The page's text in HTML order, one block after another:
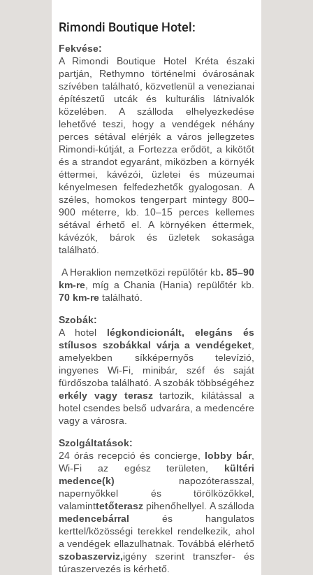
Rimondi Boutique Hotel:
Fekvése:
A Rimondi Boutique Hotel Kréta északi
partján, Rethymno történelmi óvárosának
szívében található, közvetlenül a venezianai
építészetű utcák és kulturális látnivalók
közelében. A szálloda elhelyezkedése
lehetővé teszi, hogy a vendégek néhány
perces sétával elérjék a város jellegzetes
Rimondi-kútját, a Fortezza erődöt, a kikötőt
és a strandot egyaránt, miközben a környék
éttermei, kávézói, üzletei és múzeumai
kényelmesen felfedezhetők gyalogosan. A
széles, homokos tengerpart mintegy 800–
900 méterre, kb. 10–15 perces kellemes
sétával érhető el. A környéken éttermek,
kávézók, bárok és üzletek sokasága
található.
A Heraklion nemzetközi repülőtér kb. 85–90
km-re , míg a Chania (Hania) repülőtér kb.
70 km-re található.
Szobák:
A hotel légkondicionált, elegáns és
stílusos szobákkal várja a vendégeket
amelyekben síkképernyős televízió,
ingyenes Wi-Fi, minibár, széf és saját
fürdőszoba található. A szobák többségéhez
erkély vagy terasztartozik, kilátással a
hotel csendes belső udvarára, a medencére
vagy a városra.
Szolgáltatások:
24 órás recepció és concierge, lobby bár,
Wi-Fi az egész területen, kültéri
medence(k) napozóterasszal,
napernyőkkel és törölközőkkel,
valaminttetőterasz pihenőhellyel. A szálloda
medencebárral és hangulatos
kerttel/közösségi terekkel rendelkezik, ahol
a vendégek ellazulhatnak. Továbbá elérhető
szobaszerviz,igény szerint transzfer- és
túraszervezés is kérhető.